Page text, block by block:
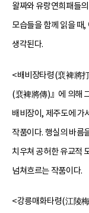
왈짜와 유랑연희패들
모습들을 함께 읽을 때
생각된다.
<배비장타령(裵裨將
(裵裨將傳)』에 의해
배비장이, 제주도에 가
작품이다. 행실의 바름
치우쳐 공허한 유교적
넘쳐흐르는 작품이다.
<강릉매화타령(江陵